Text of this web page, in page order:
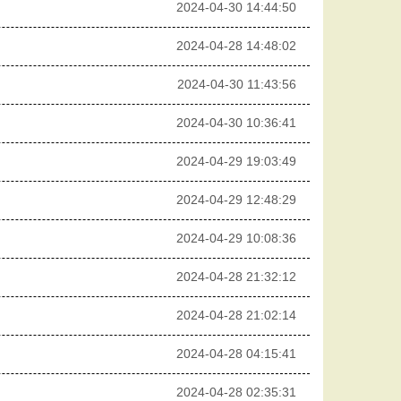
2024-04-30 14:44:50
2024-04-28 14:48:02
2024-04-30 11:43:56
2024-04-30 10:36:41
2024-04-29 19:03:49
2024-04-29 12:48:29
2024-04-29 10:08:36
2024-04-28 21:32:12
2024-04-28 21:02:14
2024-04-28 04:15:41
2024-04-28 02:35:31